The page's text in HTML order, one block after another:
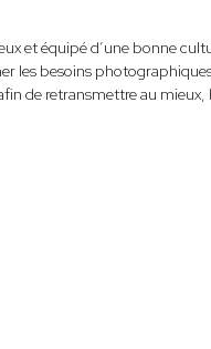
et équipé d’une bonne
les besoins
de retransmettre au mieux,